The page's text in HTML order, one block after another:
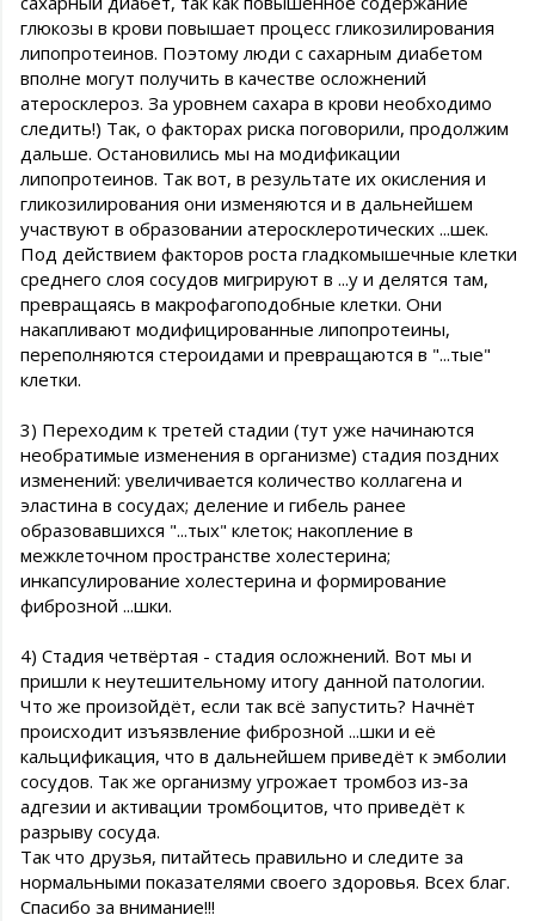
глюкозы в крови повышает процесс гликозилирования
липопротеинов. Поэтому люди с сахарным диабетом
вполне могут получить в качестве осложнений
атеросклероз. За уровнем сахара в крови необходимо
следить!) Так, о факторах риска поговорили, продолжим
дальше. Остановились мы на модификации
липопротеинов. Так вот, в результате их окисления и
гликозилирования они изменяются и в дальнейшем
участвуют в образовании атеросклеротических ...шек.
Под действием факторов роста гладкомышечные клетки
среднего слоя сосудов мигрируют в ...у и делятся там,
превращаясь в макрофагоподобные клетки. Они
накапливают модифицированные липопротеины,
переполняются стероидами и превращаются в "...тые"
клетки.
3) Переходим к третей стадии (тут уже начинаются
необратимые изменения в организме) стадия поздних
изменений: увеличивается количество коллагена и
эластина в сосудах; деление и гибель ранее
образовавшихся "...тых" клеток; накопление в
межклеточном пространстве холестерина;
инкапсулирование холестерина и формирование
фиброзной ...шки.
4) Стадия четвёртая - стадия осложнений. Вот мы и
пришли к неутешительному итогу данной патологии.
Что же произойдёт, если так всё запустить? Начнёт
происходит изъязвление фиброзной ...шки и её
кальцификация, что в дальнейшем приведёт к эмболии
сосудов. Так же организму угрожает тромбоз из-за
адгезии и активации тромбоцитов, что приведёт к
разрыву сосуда.
Так что друзья, питайтесь правильно и следите за
нормальными показателями своего здоровья. Всех благ.
Спасибо за внимание!!!